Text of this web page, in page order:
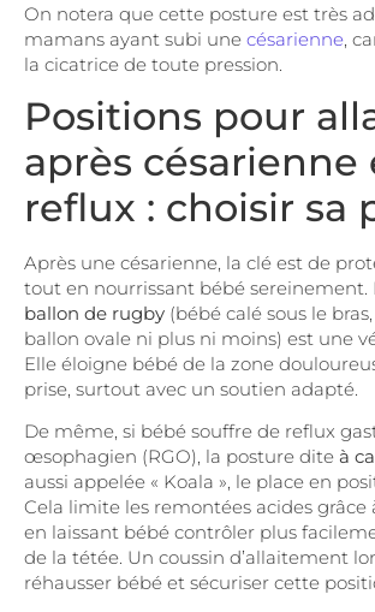
On notera que cette posture est très
mamans ayant subi une césarienne ,
la cicatrice de toute pression.
Positions pour
après césarienne
reflux : choisir sa
Après une césarienne, la clé est de
tout en nourrissant bébé sereinement.
ballon de rugby (bébé calé sous le
ballon ovale ni plus ni moins) est une
Elle éloigne bébé de la zone
prise, surtout avec un soutien adapté.
De même, si bébé souffre de reflux
œsophagien (RGO), la posture dite à
aussi appelée « Koala », le place en
Cela limite les remontées acides grâce
en laissant bébé contrôler plus
de la tétée. Un coussin d’allaitement
réhausser bébé et sécuriser cette